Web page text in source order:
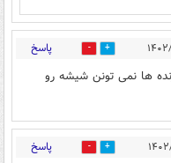
0 پاسخ
ها نمی تونن شیشه رو
0 پاسخ